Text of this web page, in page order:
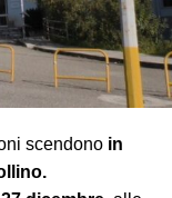
scendonoin